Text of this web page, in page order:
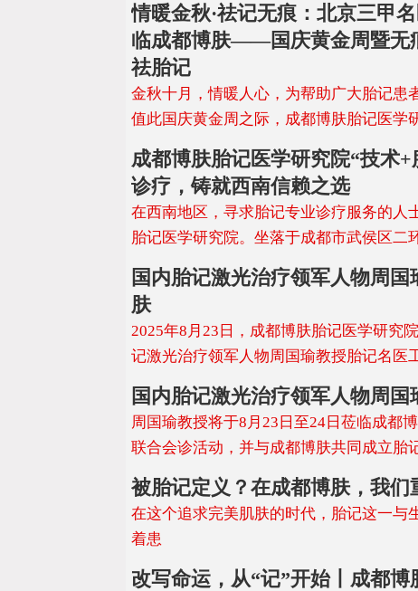
情暖金秋·祛记无痕：北京三甲
临成都博肤——国庆黄金周暨无
祛胎记
金秋十月，情暖人心，为帮助广大胎记患
值此国庆黄金周之际，成都博肤胎记医学
成都博肤胎记医学研究院“技
诊疗，铸就西南信赖之选
在西南地区，寻求胎记专业诊疗服务的
胎记医学研究院。坐落于成都市武侯区二
国内胎记激光治疗领军人物周
肤
2025年8月23日，成都博肤胎记医学研
记激光治疗领军人物周国瑜教授胎记名医
国内胎记激光治疗领军人物周
周国瑜教授将于8月23日至24日莅临成都
联合会诊活动，并与成都博肤共同成立胎
被胎记定义？在成都博肤，我们
在这个追求完美肌肤的时代，胎记这一与
着患
改写命运，从“记”开始丨成都